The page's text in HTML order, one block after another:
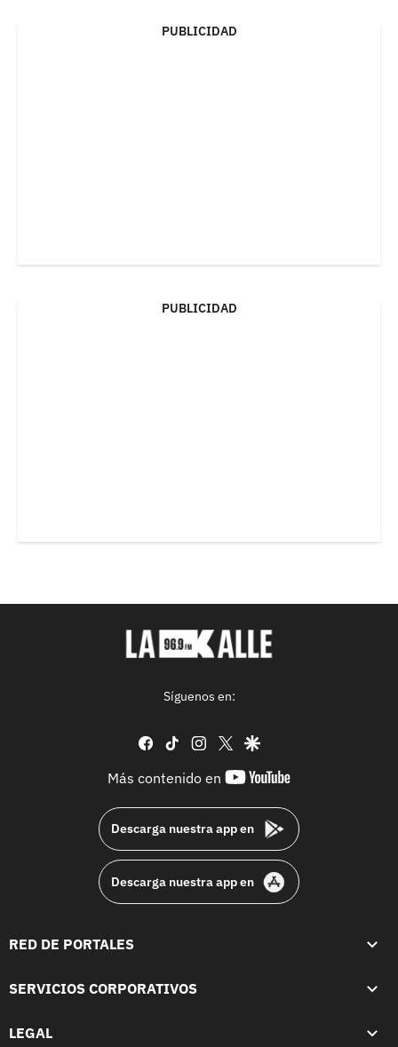
PUBLICIDAD
PUBLICIDAD
Síguenos en:
facebook
tiktok instagram
twittergoogle
Más contenido en
youtube-
Descarga nuestra app en
Descarga nuestra app en
RED DE PORTALES
SERVICIOS CORPORATIVOS
LEGAL